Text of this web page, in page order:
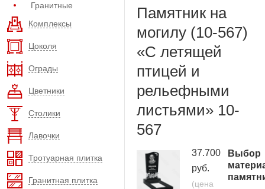
Гранитные
Комплексы
Цоколя
Ограды
Цветники
Столики
Лавочки
Тротуарная плитка
Гранитная плитка
Памятник на
могилу (10-567)
«С летящей
птицей и
рельефными
листьями» 10-
567
37.700
руб.
(цена
Выбор